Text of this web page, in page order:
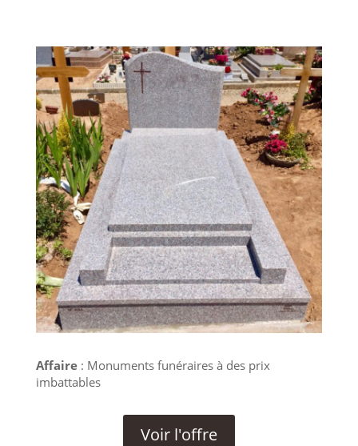
Affaire: Monuments funéraires à des prix
imbattables
Voir l'offre